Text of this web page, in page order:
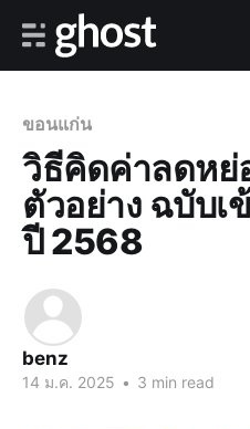
ขอนแก่น
วิธีคิดค่าลดหย่
ตัวอย่าง ฉบับเ
ปี 2568
benz
14 ม.ค. 2025 • 3 min read